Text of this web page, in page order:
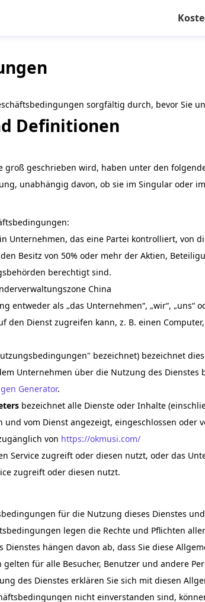
sorgfältig durch, bevor Sie
Definitionen
groß geschrieben wird, haben unter den
unabhängig davon, ob sie im Singular oder
Unternehmen, das eine Partei kontrolliert, von
Besitz von 50% oder mehr der Aktien,
berechtigt sind.
China
entweder als „das Unternehmen“, „wir“, „uns“
den Dienst zugreifen kann, z. B. einen
bezeichnet) bezeichnet
Unternehmen über die Nutzung des
Generator.
bezeichnet alle Dienste oder Inhalte
vom Dienst angezeigt, eingeschlossen oder
von https://okmusi.com/
Service zugreift oder diesen nutzt, oder das
zugreift oder diesen nutzt.
für die Nutzung dieses Dienstes
legen die Rechte und Pflichten
hängen davon ab, dass Sie diese
für alle Besucher, Benutzer und andere
des Dienstes erklären Sie sich mit diesen
nicht einverstanden sind,